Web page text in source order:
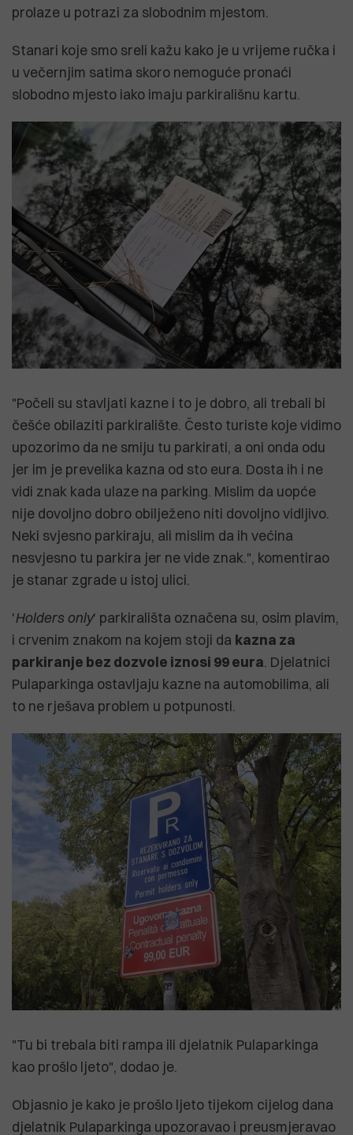
prolaze u potrazi za slobodnim mjestom.
Stanari koje smo sreli kažu kako je u vrijeme ručka i
u večernjim satima skoro nemoguće pronaći
slobodno mjesto iako imaju parkirališnu kartu.
"Počeli su stavljati kazne i to je dobro, ali trebali bi
češće obilaziti parkiralište. Često turiste koje vidimo
upozorimo da ne smiju tu parkirati, a oni onda odu
jer im je prevelika kazna od sto eura. Dosta ih i ne
vidi znak kada ulaze na parking. Mislim da uopće
nije dovoljno dobro obilježeno niti dovoljno vidljivo.
Neki svjesno parkiraju, ali mislim da ih većina
nesvjesno tu parkira jer ne vide znak.", komentirao
je stanar zgrade u istoj ulici.
'Holders only' parkirališta označena su, osim plavim,
i crvenim znakom na kojem stoji da kazna za
parkiranje bez dozvole iznosi 99 eura. Djelatnici
Pulaparkinga ostavljaju kazne na automobilima, ali
to ne rješava problem u potpunosti.
"Tu bi trebala biti rampa ili djelatnik Pulaparkinga
kao prošlo ljeto", dodao je.
Objasnio je kako je prošlo ljeto tijekom cijelog dana
djelatnik Pulaparkinga upozoravao i preusmjeravao